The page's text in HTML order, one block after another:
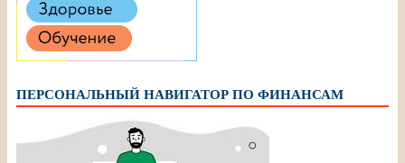
ПЕРСОНАЛЬНЫЙ НАВИГАТОР ПО ФИНАНСАМ